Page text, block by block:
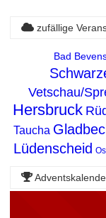
zufällige
Bad
Vetschau/
Hersbruck
Taucha
Lüdenscheid